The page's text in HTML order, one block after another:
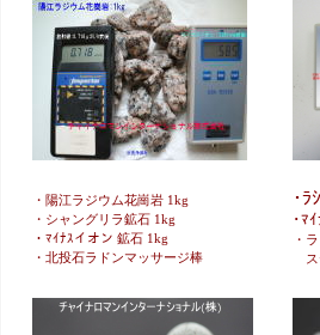
・陽江ラジウム花崗岩 1kg
・シャングリラ鉱石 1kg
・ﾏｲﾅｽイオン 鉱石 1kg
・北投石ラドンマッサージ棒
･ﾗ
･ﾏ
・
ス